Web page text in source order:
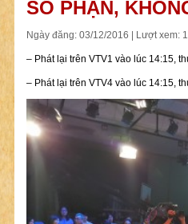
SỐ PHẬN,
Ngày đăng: 03/12/2016 | Lượt xem:
– Phát lại trên VTV1 vào lúc 14:15,
– Phát lại trên VTV4 vào lúc 14:15,